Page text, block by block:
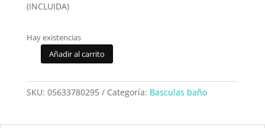
(INCLUIDA)
Hay existencias
Bascula
Jata
Añadir al carrito
SKU: 05633780295 Categoría: Basculas baño